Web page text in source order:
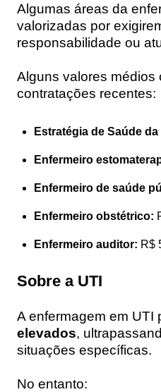
Algumas áreas da
valorizadas por
responsabilidade ou
Alguns valores médios
contratações recentes:
Estratégia de Saúde da
Enfermeiro
Enfermeiro de saúde
Enfermeiro obstétrico:
Enfermeiro auditor: R$
Sobre a UTI
A enfermagem em UTI
elevados,
situações específicas.
No entanto: